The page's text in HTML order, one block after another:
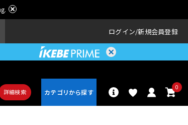
ログイン 新規会員登録
詳細検索
0